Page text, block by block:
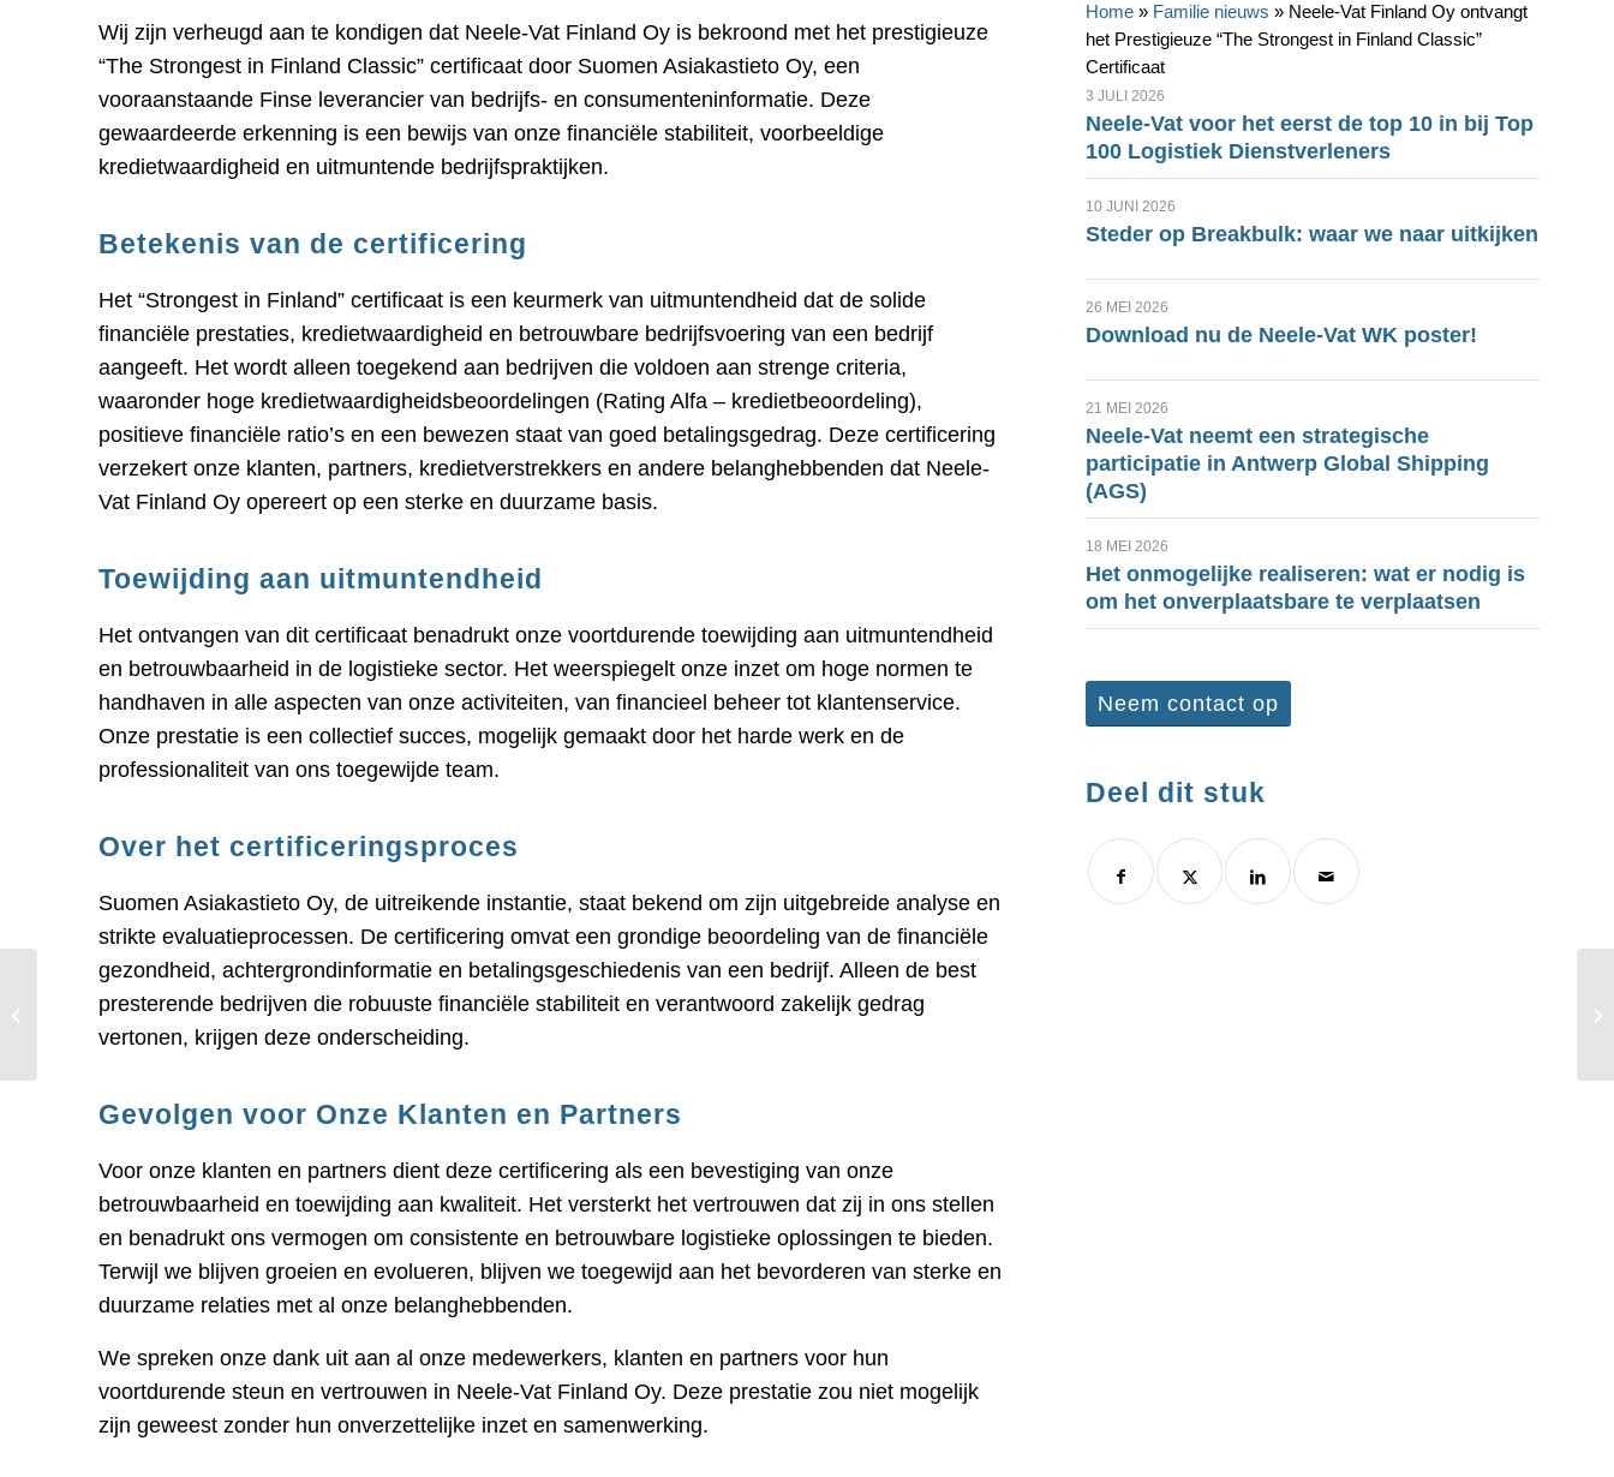
Wij zijn verheugd aan te kondigen dat Neele-Vat Finland Oy is bekroond met het prestigieuze
“The Strongest in Finland Classic” certificaat door Suomen Asiakastieto Oy, een
vooraanstaande Finse leverancier van bedrijfs- en consumenteninformatie. Deze
gewaardeerde erkenning is een bewijs van onze financiële stabiliteit, voorbeeldige
kredietwaardigheid en uitmuntende bedrijfspraktijken.
Betekenis van de certificering
Het “Strongest in Finland” certificaat is een keurmerk van uitmuntendheid dat de solide
financiële prestaties, kredietwaardigheid en betrouwbare bedrijfsvoering van een bedrijf
aangeeft. Het wordt alleen toegekend aan bedrijven die voldoen aan strenge criteria,
waaronder hoge kredietwaardigheidsbeoordelingen (Rating Alfa – kredietbeoordeling),
positieve financiële ratio’s en een bewezen staat van goed betalingsgedrag. Deze certificering
verzekert onze klanten, partners, kredietverstrekkers en andere belanghebbenden dat Neele-
Vat Finland Oy opereert op een sterke en duurzame basis.
Toewijding aan uitmuntendheid
Het ontvangen van dit certificaat benadrukt onze voortdurende toewijding aan uitmuntendheid
en betrouwbaarheid in de logistieke sector. Het weerspiegelt onze inzet om hoge normen te
handhaven in alle aspecten van onze activiteiten, van financieel beheer tot klantenservice.
Onze prestatie is een collectief succes, mogelijk gemaakt door het harde werk en de
professionaliteit van ons toegewijde team.
Over het certificeringsproces
Suomen Asiakastieto Oy, de uitreikende instantie, staat bekend om zijn uitgebreide analyse en
strikte evaluatieprocessen. De certificering omvat een grondige beoordeling van de financiële
gezondheid, achtergrondinformatie en betalingsgeschiedenis van een bedrijf. Alleen de best
presterende bedrijven die robuuste financiële stabiliteit en verantwoord zakelijk gedrag
vertonen, krijgen deze onderscheiding.
Gevolgen voor Onze Klanten en Partners
Voor onze klanten en partners dient deze certificering als een bevestiging van onze
betrouwbaarheid en toewijding aan kwaliteit. Het versterkt het vertrouwen dat zij in ons stellen
en benadrukt ons vermogen om consistente en betrouwbare logistieke oplossingen te bieden.
Terwijl we blijven groeien en evolueren, blijven we toegewijd aan het bevorderen van sterke en
duurzame relaties met al onze belanghebbenden.
We spreken onze dank uit aan al onze medewerkers, klanten en partners voor hun
voortdurende steun en vertrouwen in Neele-Vat Finland Oy. Deze prestatie zou niet mogelijk
zijn geweest zonder hun onverzettelijke inzet en samenwerking.
Home » Familie nieuws » Neele-Vat Finland Oy ontvangt
het Prestigieuze “The Strongest in Finland Classic”
Certificaat
3 JULI 2026
Neele-Vat voor het eerst de top 10 in bij Top
100 Logistiek Dienstverleners
10 JUNI 2026
Steder op Breakbulk: waar we naar uitkijken
26 MEI 2026
Download nu de Neele-Vat WK poster!
21 MEI 2026
Neele-Vat neemt een strategische
participatie in Antwerp Global Shipping
(AGS)
18 MEI 2026
Het onmogelijke realiseren: wat er nodig is
om het onverplaatsbare te verplaatsen
Neem contact op
Deel dit stuk
partner van de Erasmus
University Challenge